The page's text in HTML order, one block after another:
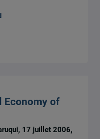
Economy of
17 juillet 2006,